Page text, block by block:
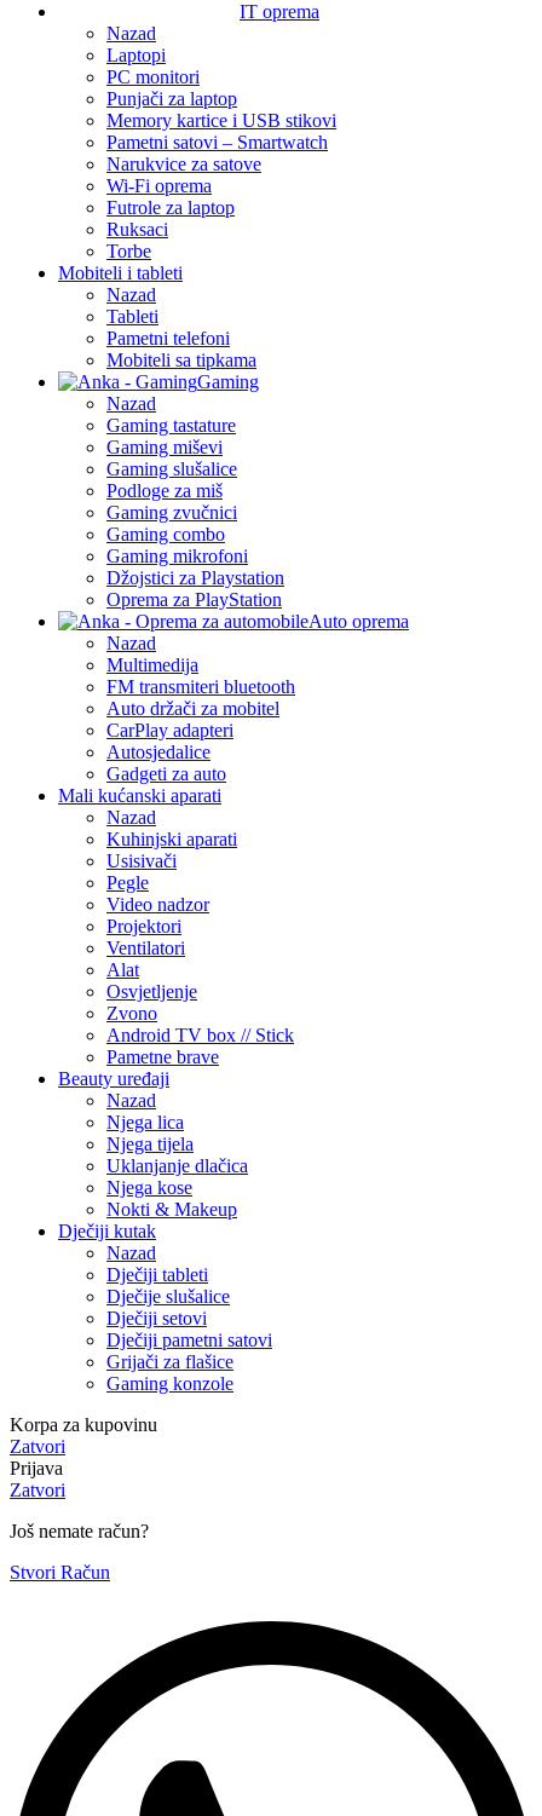
IT oprema
Nazad
Laptopi
PC monitori
Punjači za laptop
Memory kartice i USB stikovi
Pametni satovi – Smartwatch
Narukvice za satove
Wi-Fi oprema
Futrole za laptop
Ruksaci
Torbe
Mobiteli i tableti
Nazad
Tableti
Pametni telefoni
Mobiteli sa tipkama
Gaming
Nazad
Gaming tastature
Gaming miševi
Gaming slušalice
Podloge za miš
Gaming zvučnici
Gaming combo
Gaming mikrofoni
Džojstici za Playstation
Oprema za PlayStation
Auto oprema
Nazad
Multimedija
FM transmiteri bluetooth
Auto držači za mobitel
CarPlay adapteri
Autosjedalice
Gadgeti za auto
Mali kućanski aparati
Nazad
Kuhinjski aparati
Usisivači
Pegle
Video nadzor
Projektori
Ventilatori
Alat
Osvjetljenje
Zvono
Android TV box // Stick
Pametne brave
Beauty uređaji
Nazad
Njega lica
Njega tijela
Uklanjanje dlačica
Njega kose
Nokti & Makeup
Dječiji kutak
Nazad
Dječiji tableti
Dječije slušalice
Dječiji setovi
Dječiji pametni satovi
Grijači za flašice
Gaming konzole
Korpa za kupovinu
Zatvori
Prijava
Zatvori
Još nemate račun?
Stvori Račun